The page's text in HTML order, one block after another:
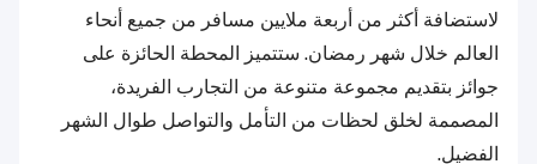
لاستضافة أكثر من أربعة ملايين مسافر من جميع أنحاء
العالم خلال شهر رمضان. ستتميز المحطة الحائزة على
جوائز بتقديم مجموعة متنوعة من التجارب الفريدة،
المصممة لخلق لحظات من التأمل والتواصل طوال الشهر
الفضيل.